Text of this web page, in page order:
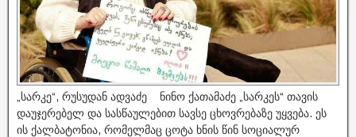
„სარკე“, რუსუდან ადვაძე ნინო ქათამაძე „სარკეს“ თავის
დაუჯერებელ და სასწაულებით სავსე ცხოვრებაზე უყვება. ეს
ის ქალბატონია, რომელმაც ცოტა ხნის წინ სოციალურ